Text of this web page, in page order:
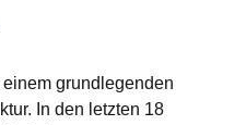
grundlegenden
In den letzten 18